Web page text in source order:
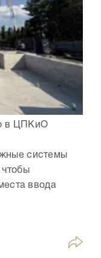
в ЦПКиО
системы
ввода